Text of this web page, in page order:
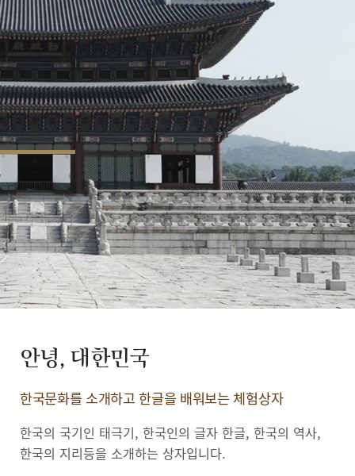
안녕, 대한민국
한국문화를 소개하고 한글을 배워보는 체험상자
한국의 국기인 태극기, 한국인의 글자 한글, 한국의 역사,
한국의 지리등을 소개하는 상자입니다.